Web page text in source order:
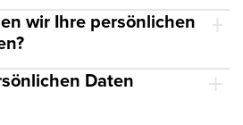
wir Ihre persönlichen
Daten